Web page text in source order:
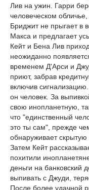
Лив на ужин. Гарри
человеческом
Бриджит не прыгает в
Макса и предлагает
Кейт и Бена Лив
неожиданно
временем Д'Арси и
приют, забрав
включив
он человек. За
свою инопланетную,
что "единственный
это ты сам", прежде
обнаруживает скрытую
Затем Кейт
похитили
деньги на банковский
выпивать с Джуди,
После более удачной